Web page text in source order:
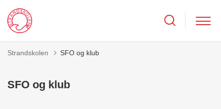
Strandskolen SFO og klub
SFO og klub